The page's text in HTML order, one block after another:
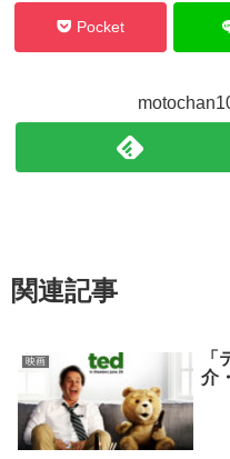
Pocket
関連記事
映画
介